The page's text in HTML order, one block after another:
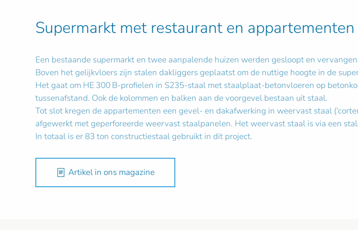
Supermarkt met restaurant en appartementen
Een bestaande supermarkt en twee aanpalende huizen werden gesloopt en
Boven het gelijkvloers zijn stalen dakliggers geplaatst om de nuttige hoogte in de
Het gaat om HE 300 B-profielen in S235-staal met staalplaat-betonvloeren op
tussenafstand. Ook de kolommen en balken aan de voorgevel bestaan uit staal.
Tot slot kregen de appartementen een gevel- en dakafwerking in weervast staal
afgewerkt met geperforeerde weervast staalpanelen. Het weervast staal is via een
In totaal is er 83 ton constructiestaal gebruikt in dit project.
Artikel in ons magazine